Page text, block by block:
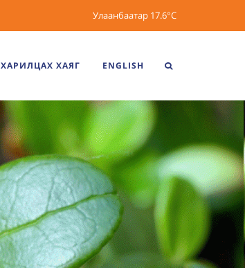
Улаанбаатар 17.6°C
ХАРИЛЦАХ ХАЯГ ENGLISH